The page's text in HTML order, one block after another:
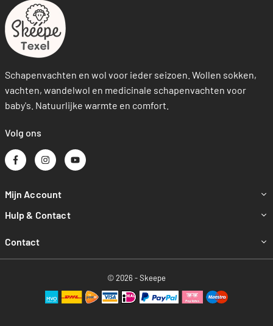
Schapenvachten en wol voor ieder seizoen. Wollen sokken,
vachten, wandelwol en medicinale schapenvachten voor
baby's. Natuurlijke warmte en comfort.
Volg ons
FacebookInstagramYouTube
Mijn Account
Hulp & Contact
Contact
© 2026 - Skeepe